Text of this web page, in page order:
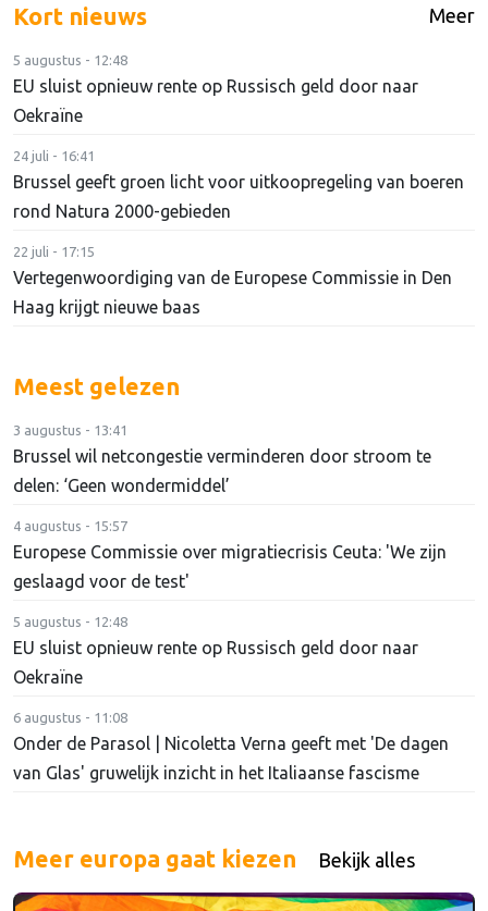
Kort nieuws Meer
5 augustus - 12:48
EU sluist opnieuw rente op Russisch geld door naar
Oekraïne
24 juli - 16:41
Brussel geeft groen licht voor uitkoopregeling van boeren
rond Natura 2000-gebieden
22 juli - 17:15
Vertegenwoordiging van de Europese Commissie in Den
Haag krijgt nieuwe baas
Meest gelezen
3 augustus - 13:41
Brussel wil netcongestie verminderen door stroom te
delen: ‘Geen wondermiddel’
4 augustus - 15:57
Europese Commissie over migratiecrisis Ceuta: 'We zijn
geslaagd voor de test'
5 augustus - 12:48
EU sluist opnieuw rente op Russisch geld door naar
Oekraïne
6 augustus - 11:08
Onder de Parasol | Nicoletta Verna geeft met 'De dagen
van Glas' gruwelijk inzicht in het Italiaanse fascisme
Meer europa gaat kiezen Bekijk alles